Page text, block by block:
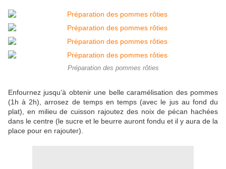
Préparation des pommes rôties
Enfournez jusqu’à obtenir une belle caramélisation des pommes
(1h à 2h), arrosez de temps en temps (avec le jus au fond du
plat), en milieu de cuisson rajoutez des noix de pécan hachées
dans le centre (le sucre et le beurre auront fondu et il y aura de la
place pour en rajouter).